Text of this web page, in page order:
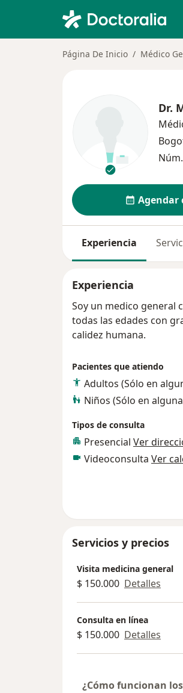
Página De Inicio Médico
Dr.
Agendar
Experiencia
Experiencia
Soy un medico general
todas las edades con
calidez humana.
Pacientes que atiendo
Adultos (Sólo en
Niños (Sólo en
Tipos de consulta
Presencial Ver
Videoconsulta Ver
Servicios y precios
Visita medicina general
$ 150.000 Detalles
Consulta en línea
$ 150.000 Detalles
¿Cómo funcionan